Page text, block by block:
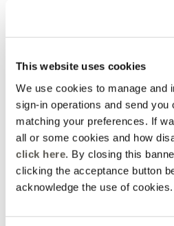
This website uses cookies
We use cookies to manage and
sign-in operations and send
matching your preferences. If
all or some cookies and how
click here. By closing this
clicking the acceptance button
acknowledge the use of cookies.